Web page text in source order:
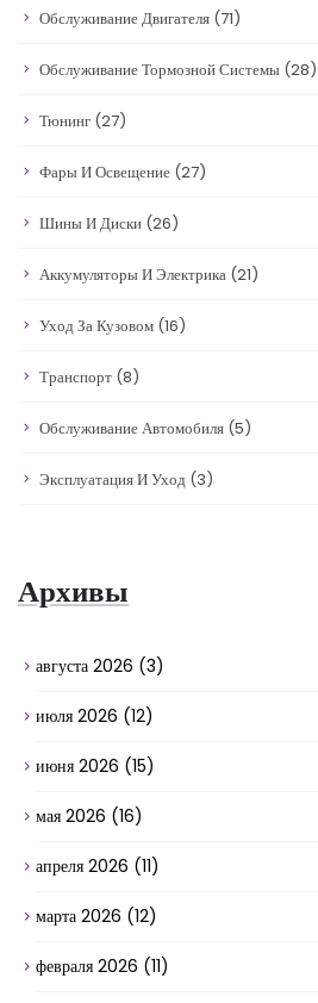
Обслуживание Двигателя (71)
Обслуживание Тормозной Системы (28)
Тюнинг (27)
Фары И Освещение (27)
Шины И Диски (26)
Аккумуляторы И Электрика (21)
Уход За Кузовом (16)
Транспорт (8)
Обслуживание Автомобиля (5)
Эксплуатация И Уход (3)
Архивы
августа 2026 (3)
июля 2026 (12)
июня 2026 (15)
мая 2026 (16)
апреля 2026 (11)
марта 2026 (12)
февраля 2026 (11)